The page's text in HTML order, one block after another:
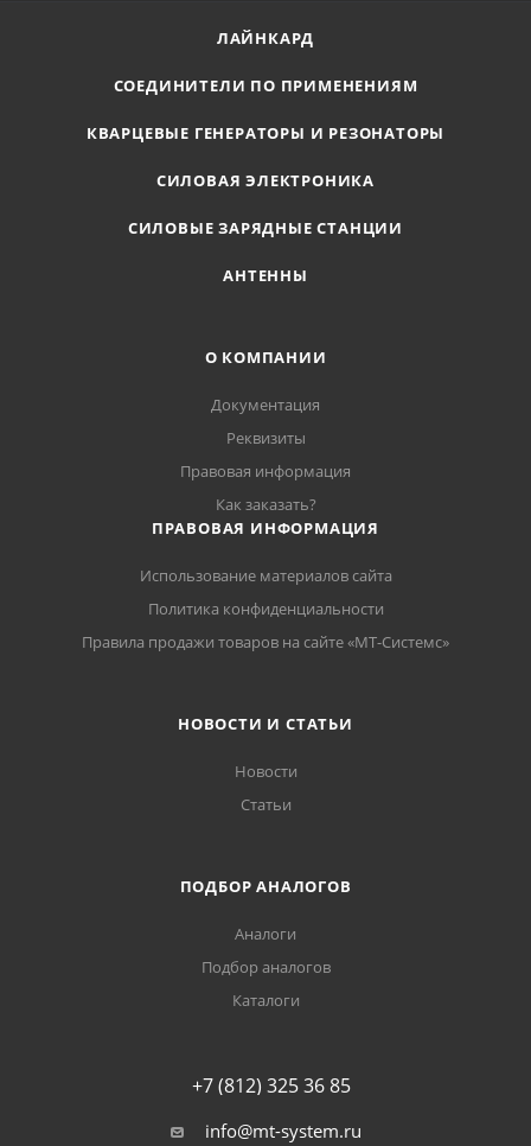
ЛАЙНКАРД
СОЕДИНИТЕЛИ ПО ПРИМЕНЕНИЯМ
КВАРЦЕВЫЕ ГЕНЕРАТОРЫ И РЕЗОНАТОРЫ
СИЛОВАЯ ЭЛЕКТРОНИКА
СИЛОВЫЕ ЗАРЯДНЫЕ СТАНЦИИ
АНТЕННЫ
О КОМПАНИИ
Документация
Реквизиты
Правовая информация
Как заказать?
ПРАВОВАЯ ИНФОРМАЦИЯ
Использование материалов сайта
Политика конфиденциальности
Правила продажи товаров на сайте «МТ-Системс»
НОВОСТИ И СТАТЬИ
Новости
Статьи
ПОДБОР АНАЛОГОВ
Аналоги
Подбор аналогов
Каталоги
+7 (812) 325 36 85
info@mt-system.ru